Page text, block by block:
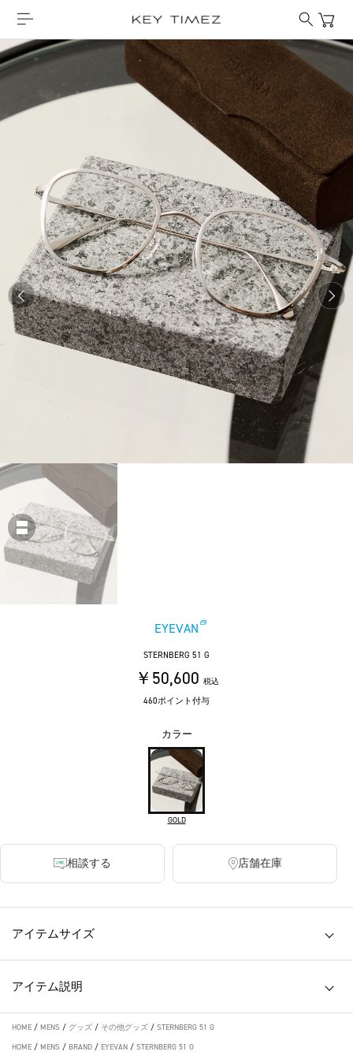
EYEVAN
STERNBERG 51 G
￥50,600 税込
460ポイント付与
カラー
GOLD
相談する 店舗在庫
アイテムサイズ
アイテム説明
HOME / MENS / グッズ / その他グッズ / STERNBERG 51 G
HOME / MENS / BRAND / EYEVAN / STERNBERG 51 G